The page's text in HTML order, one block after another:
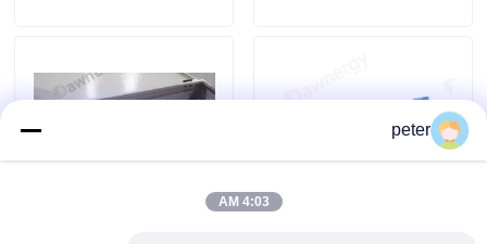
أخبار
حالات
peter
4:03 AM